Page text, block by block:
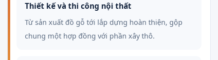
Thiết kế và thi công nội thất
Từ sản xuất đồ gỗ tới lắp dựng hoàn thiện, gộp
chung một hợp đồng với phần xây thô.